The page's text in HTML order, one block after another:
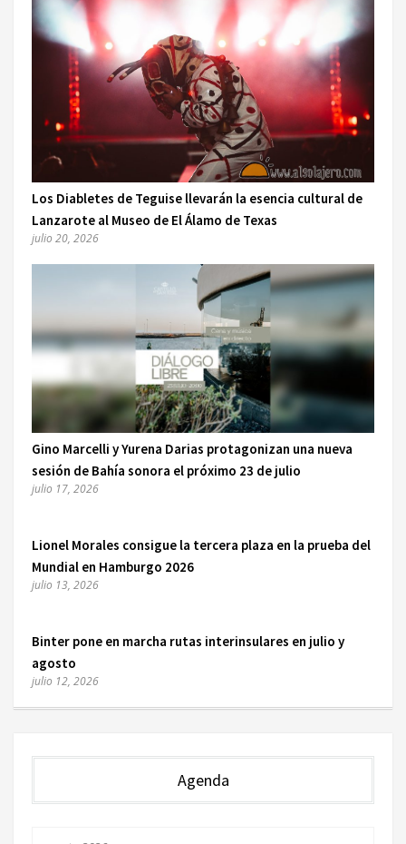
Los Diabletes de Teguise llevarán la esencia cultural de
Lanzarote al Museo de El Álamo de Texas
julio 20, 2026
Gino Marcelli y Yurena Darias protagonizan una nueva
sesión de Bahía sonora el próximo 23 de julio
julio 17, 2026
Lionel Morales consigue la tercera plaza en la prueba del
Mundial en Hamburgo 2026
julio 13, 2026
Binter pone en marcha rutas interinsulares en julio y
agosto
julio 12, 2026
Agenda